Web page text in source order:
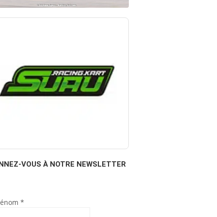
VOUS À NOTRE NEWSLETTER
*